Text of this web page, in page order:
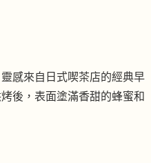
感來自日式喫茶店的經典早
後，表面塗滿香甜的蜂蜜和